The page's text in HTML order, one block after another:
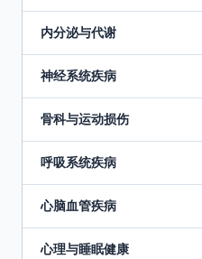
内分泌与代谢
神经系统疾病
骨科与运动损伤
呼吸系统疾病
心脑血管疾病
心理与睡眠健康